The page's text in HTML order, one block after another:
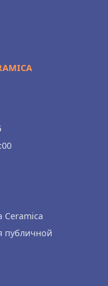
Ceramica
публичной